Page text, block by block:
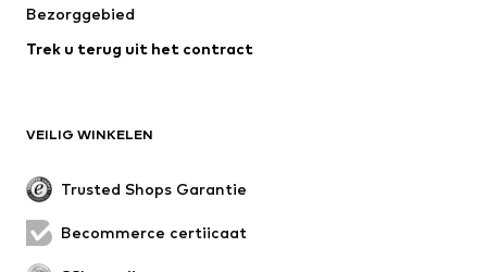
Ondergoed
Mantels
Rokken
Evenementen
SCHOENEN
Bezorggebied
Trek u terug uit het contract
VEILIG WINKELEN
Trusted Shops Garantie
Becommerce certificaat